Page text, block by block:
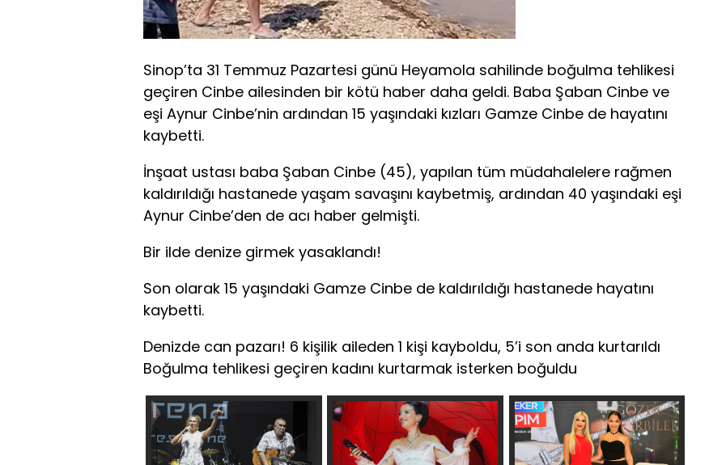
Sinop’ta 31 Temmuz Pazartesi günü Heyamola sahilinde boğulma tehlikesi
geçiren Cinbe ailesinden bir kötü haber daha geldi. Baba Şaban Cinbe ve
eşi Aynur Cinbe’nin ardından 15 yaşındaki kızları Gamze Cinbe de hayatını
kaybetti.
İnşaat ustası baba Şaban Cinbe (45), yapılan tüm müdahalelere rağmen
kaldırıldığı hastanede yaşam savaşını kaybetmiş, ardından 40 yaşındaki eşi
Aynur Cinbe’den de acı haber gelmişti.
Bir ilde denize girmek yasaklandı!
Son olarak 15 yaşındaki Gamze Cinbe de kaldırıldığı hastanede hayatını
kaybetti.
Denizde can pazarı! 6 kişilik aileden 1 kişi kayboldu, 5’i son anda kurtarıldı
Boğulma tehlikesi geçiren kadını kurtarmak isterken boğuldu